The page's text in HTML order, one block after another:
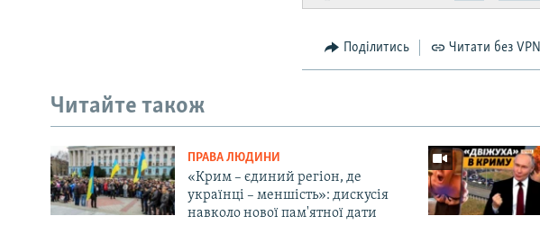
Поділитись Читати без VPN
Читайте також
ПРАВА ЛЮДИНИ
«Крим – єдиний регіон, де
українці – меншість»: дискусія
навколо нової пам'ятної дати